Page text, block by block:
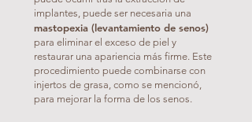
implantes, puede ser necesaria una
mastopexia (levantamiento de senos)
para eliminar el exceso de piel y
restaurar una apariencia más firme. Este
procedimiento puede combinarse con
injertos de grasa, como se mencionó,
para mejorar la forma de los senos.